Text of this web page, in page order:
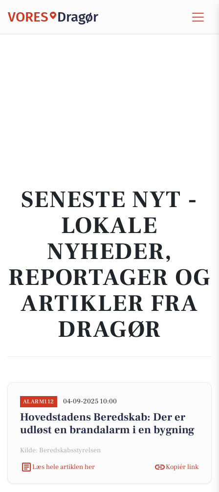
VORES Dragør
SENESTE NYT -
LOKALE
NYHEDER,
REPORTAGER OG
ARTIKLER FRA
DRAGØR
ALARM112 04-09-2025 10:00
Hovedstadens Beredskab: Der er
udløst en brandalarm i en bygning
Kilde: Beredskabsstyrelsen
Læs hele artiklen her
Kopiér link